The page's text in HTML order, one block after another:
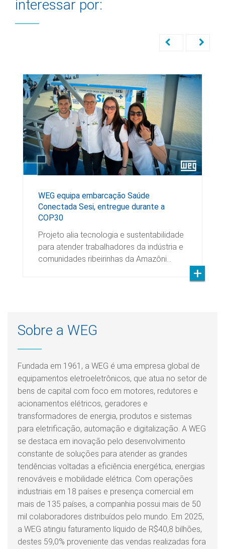
interessar por:
WEG equipa embarcação Saúde
Conectada Sesi, entregue durante a
COP30
Projeto alia tecnologia e sustentabilidade
para atender trabalhadores da indústria e
comunidades ribeirinhas da Amazôni…
Sobre a WEG
Fundada em 1961, a WEG é uma empresa global de
equipamentos eletroeletrônicos, que atua no setor de
bens de capital com foco em motores, redutores e
acionamentos elétricos, geradores e
transformadores de energia, produtos e sistemas
para eletrificação, automação e digitalização. A WEG
se destaca em inovação pelo desenvolvimento
constante de soluções para atender as grandes
tendências voltadas a eficiência energética, energias
renováveis e mobilidade elétrica. Com operações
industriais em 18 países e presença comercial em
mais de 135 países, a companhia possui mais de 50
mil colaboradores distribuídos pelo mundo. Em 2025,
a WEG atingiu faturamento líquido de R$40,8 bilhões,
destes 59,0% proveniente das vendas realizadas fora